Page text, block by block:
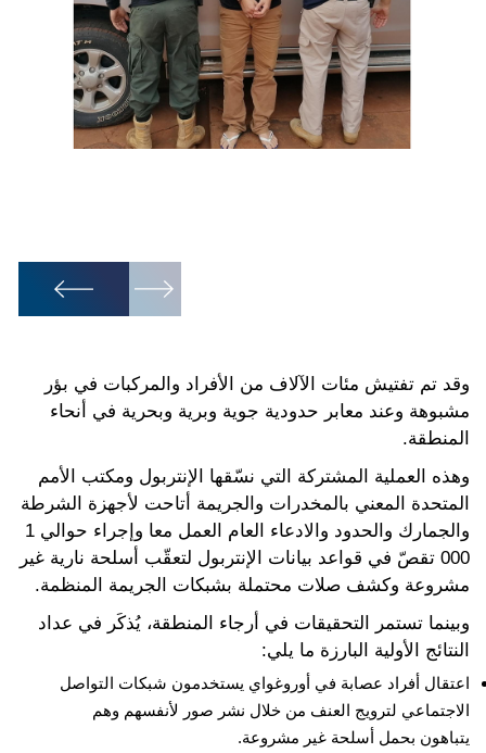
1
وقد تم تفتيش مئات الآلاف من الأفراد والمركبات في بؤر
مشبوهة وعند معابر حدودية جوية وبرية وبحرية في أنحاء
المنطقة.
وهذه العملية المشتركة التي نسّقها الإنتربول ومكتب الأمم
المتحدة المعني بالمخدرات والجريمة أتاحت لأجهزة الشرطة
والجمارك والحدود والادعاء العام العمل معا وإجراء حوالي 1
000 تقصّ في قواعد بيانات الإنتربول لتعقّب أسلحة نارية غير
مشروعة وكشف صلات محتملة بشبكات الجريمة المنظمة.
وبينما تستمر التحقيقات في أرجاء المنطقة، يُذكَر في عداد
النتائج الأولية البارزة ما يلي:
اعتقال أفراد عصابة في أوروغواي يستخدمون شبكات التواصل
الاجتماعي لترويج العنف من خلال نشر صور لأنفسهم وهم
يتباهون بحمل أسلحة غير مشروعة.